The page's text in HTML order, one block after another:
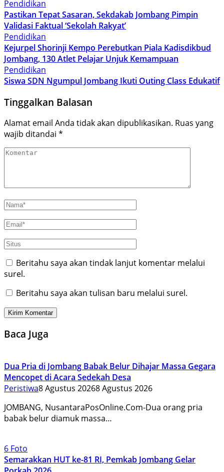
Pendidikan
Pastikan Tepat Sasaran, Sekdakab Jombang Pimpin
Validasi Faktual ‘Sekolah Rakyat’
Pendidikan
Kejurpel Shorinji Kempo Perebutkan Piala Kadisdikbud
Jombang, 130 Atlet Pelajar Unjuk Kemampuan
Pendidikan
Siswa SDN Ngumpul Jombang Ikuti Outing Class Edukatif
Tinggalkan Balasan
Alamat email Anda tidak akan dipublikasikan. Ruas yang
wajib ditandai *
Beritahu saya akan tindak lanjut komentar melalui
surel.
Beritahu saya akan tulisan baru melalui surel.
Baca Juga
Dua Pria di Jombang Babak Belur Dihajar Massa Gegara
Mencopet di Acara Sedekah Desa
Peristiwa8 Agustus 20268 Agustus 2026
JOMBANG, NusantaraPosOnline.Com-Dua orang pria
babak belur diamuk massa…
6 Foto
Semarakkan HUT ke-81 RI, Pemkab Jombang Gelar